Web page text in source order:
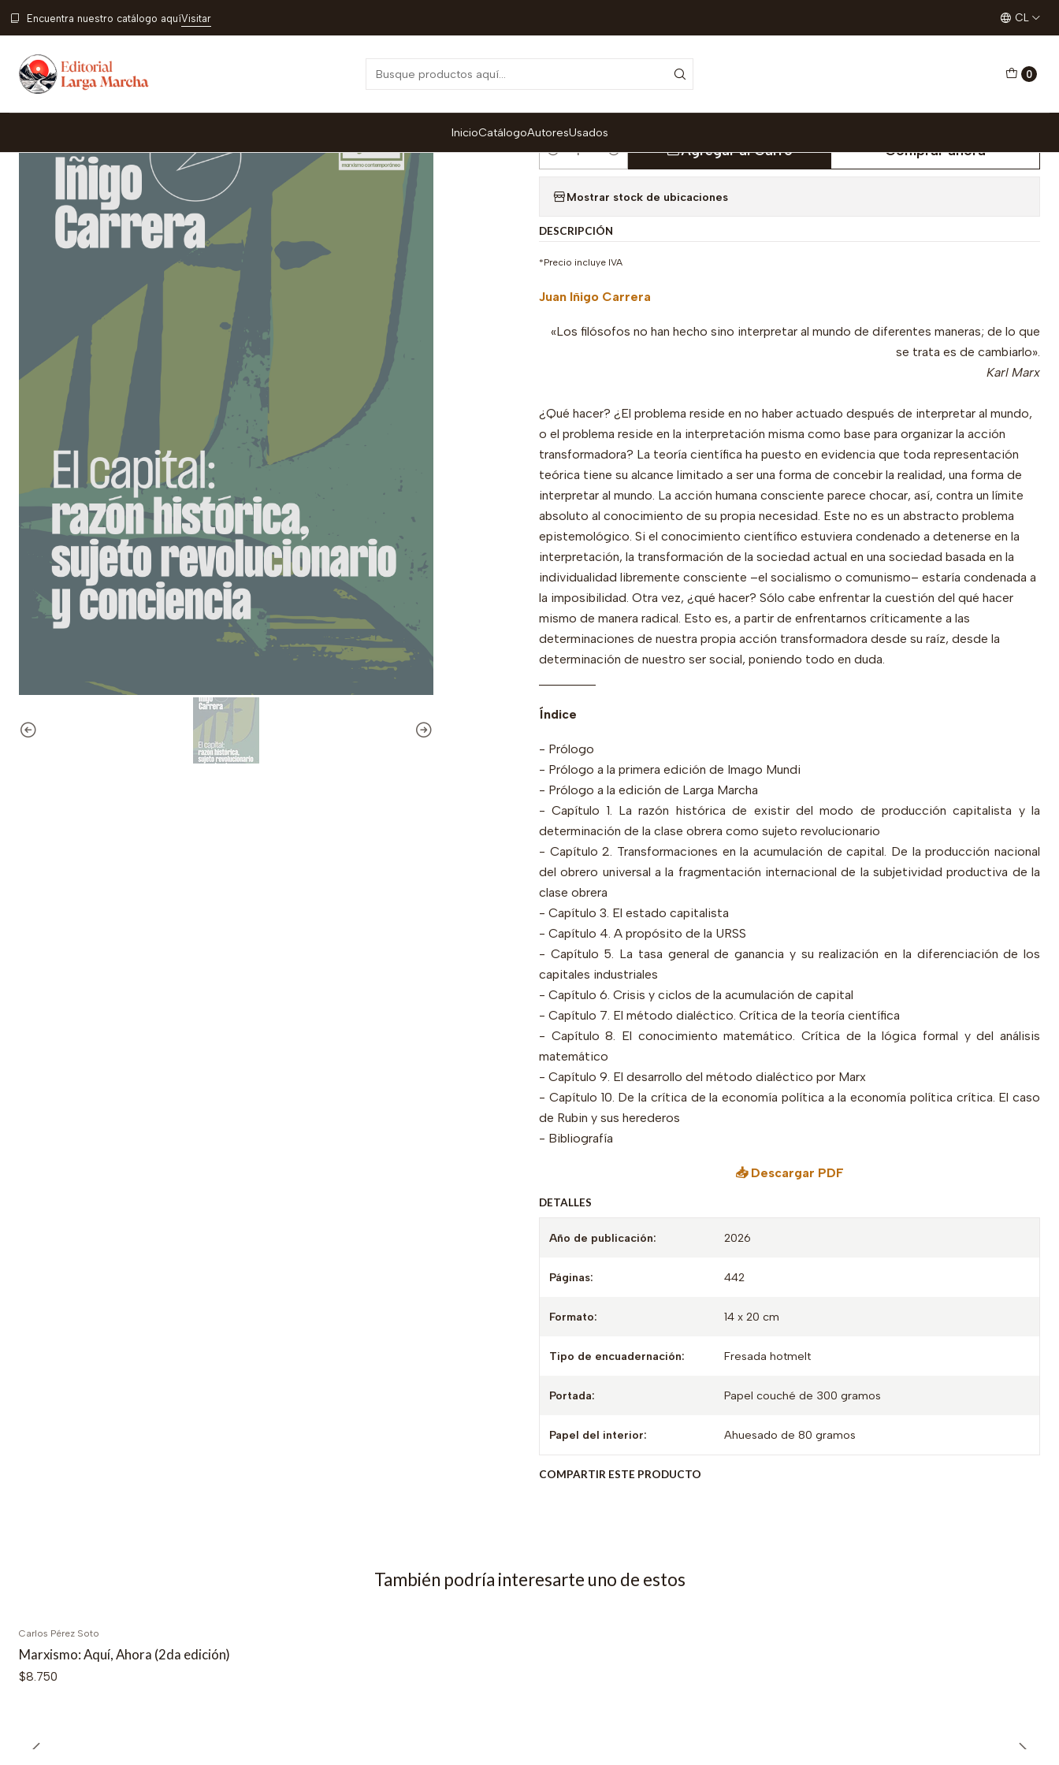
0
InicioCatálogoAutoresUsados
Encuentra nuestro catálogo aquíVisitar CL
El capital: razón histórica, sujeto
revolucionario y conciencia
Cantidad
Agregar al Carro Comprar ahora
Mostrar stock de ubicaciones
DESCRIPCIÓN
*Precio incluye IVA
Juan Iñigo Carrera
«Los filósofos no han hecho sino interpretar al mundo de diferentes maneras; de lo que
se trata es de cambiarlo».
Karl Marx
¿Qué hacer? ¿El problema reside en no haber actuado después de interpretar al mundo,
o el problema reside en la interpretación misma como base para organizar la acción
transformadora? La teoría científica ha puesto en evidencia que toda representación
teórica tiene su alcance limitado a ser una forma de concebir la realidad, una forma de
interpretar al mundo. La acción humana consciente parece chocar, así, contra un límite
absoluto al conocimiento de su propia necesidad. Este no es un abstracto problema
epistemológico. Si el conocimiento científico estuviera condenado a detenerse en la
interpretación, la transformación de la sociedad actual en una sociedad basada en la
individualidad libremente consciente –el socialismo o comunismo– estaría condenada a
la imposibilidad. Otra vez, ¿qué hacer? Sólo cabe enfrentar la cuestión del qué hacer
mismo de manera radical. Esto es, a partir de enfrentarnos críticamente a las
determinaciones de nuestra propia acción transformadora desde su raíz, desde la
determinación de nuestro ser social, poniendo todo en duda.
Índice
- Prólogo
- Prólogo a la primera edición de Imago Mundi
- Prólogo a la edición de Larga Marcha
- Capítulo 1. La razón histórica de existir del modo de producción capitalista y la
determinación de la clase obrera como sujeto revolucionario
- Capítulo 2. Transformaciones en la acumulación de capital. De la producción nacional
del obrero universal a la fragmentación internacional de la subjetividad productiva de la
clase obrera
- Capítulo 3. El estado capitalista
- Capítulo 4. A propósito de la URSS
- Capítulo 5. La tasa general de ganancia y su realización en la diferenciación de los
capitales industriales
- Capítulo 6. Crisis y ciclos de la acumulación de capital
- Capítulo 7. El método dialéctico. Crítica de la teoría científica
- Capítulo 8. El conocimiento matemático. Crítica de la lógica formal y del análisis
matemático
- Capítulo 9. El desarrollo del método dialéctico por Marx
- Capítulo 10. De la crítica de la economía política a la economía política crítica. El caso
de Rubin y sus herederos
- Bibliografía
📥 Descargar PDF
DETALLES
Año de publicación: 2026
Páginas: 442
Formato: 14 x 20 cm
Tipo de encuadernación: Fresada hotmelt
Portada: Papel couché de 300 gramos
Papel del interior: Ahuesado de 80 gramos
COMPARTIR ESTE PRODUCTO
También podría interesarte uno de estos
Carlos Pérez Soto
Marxismo: Aquí, Ahora (2da edición)
$8.750